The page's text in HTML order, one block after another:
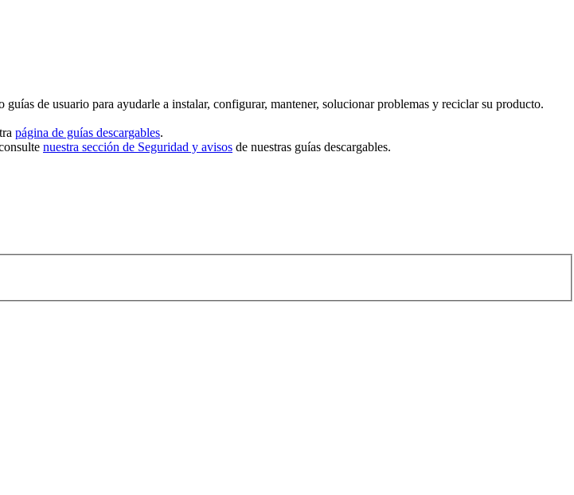
de usuario para ayudarle a instalar, configurar, mantener, solucionar problemas y reciclar su producto.
página de guías descargables.
nuestra sección de Seguridad y avisos de nuestras guías descargables.